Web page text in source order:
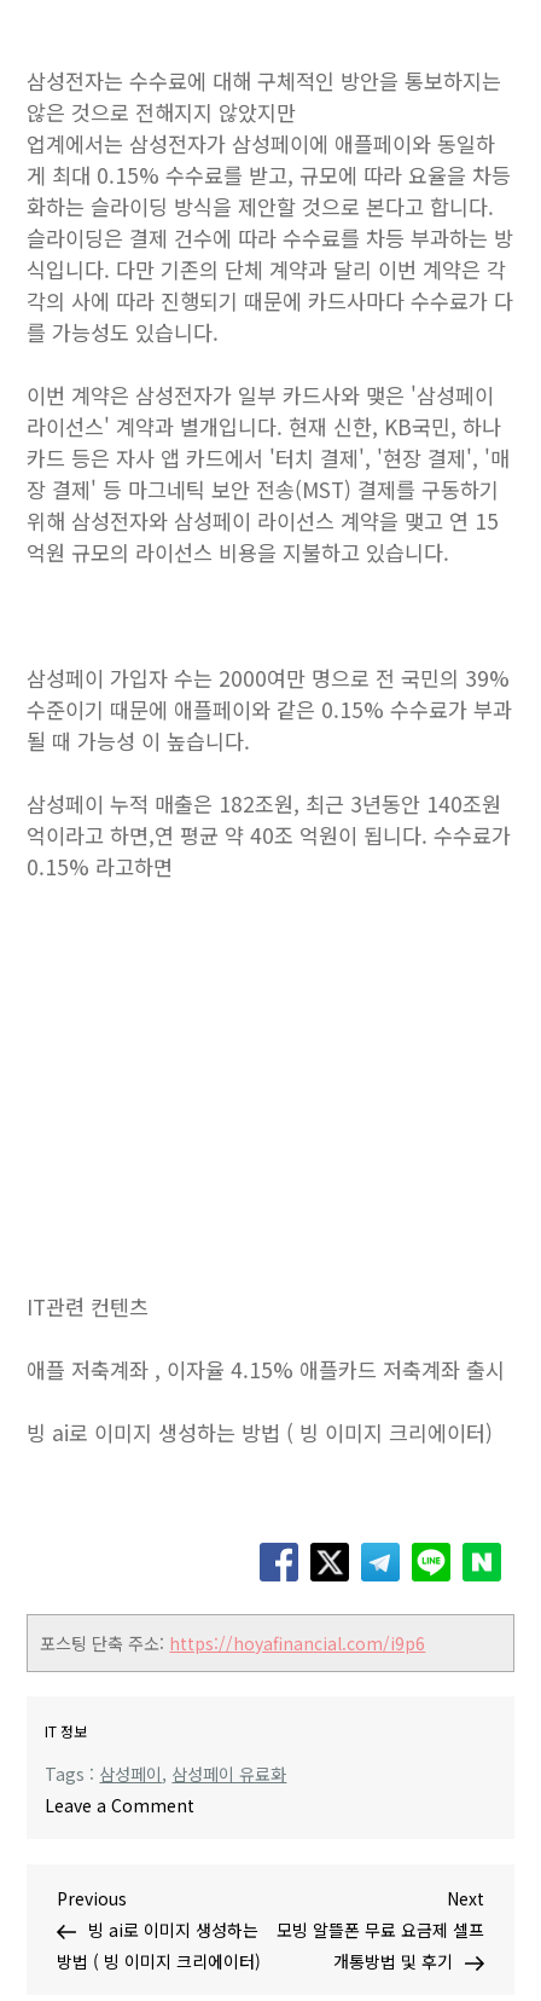
삼성전자는 수수료에 대해 구체적인 방안을 통보하지는
않은 것으로 전해지지 않았지만
업계에서는 삼성전자가 삼성페이에 애플페이와 동일하
게 최대 0.15% 수수료를 받고, 규모에 따라 요율을 차등
화하는 슬라이딩 방식을 제안할 것으로 본다고 합니다.
슬라이딩은 결제 건수에 따라 수수료를 차등 부과하는 방
식입니다. 다만 기존의 단체 계약과 달리 이번 계약은 각
각의 사에 따라 진행되기 때문에 카드사마다 수수료가 다
를 가능성도 있습니다.
이번 계약은 삼성전자가 일부 카드사와 맺은 '삼성페이
라이선스' 계약과 별개입니다. 현재 신한, KB국민, 하나
카드 등은 자사 앱 카드에서 '터치 결제', '현장 결제', '매
장 결제' 등 마그네틱 보안 전송(MST) 결제를 구동하기
위해 삼성전자와 삼성페이 라이선스 계약을 맺고 연 15
억원 규모의 라이선스 비용을 지불하고 있습니다.
삼성페이 가입자 수는 2000여만 명으로 전 국민의 39%
수준이기 때문에 애플페이와 같은 0.15% 수수료가 부과
될 때 가능성 이 높습니다.
삼성페이 누적 매출은 182조원, 최근 3년동안 140조원
억이라고 하면,연 평균 약 40조 억원이 됩니다. 수수료가
0.15% 라고하면
IT관련 컨텐츠
애플 저축계좌 , 이자율 4.15% 애플카드 저축계좌 출시
빙 ai로 이미지 생성하는 방법 ( 빙 이미지 크리에이터)
포스팅 단축 주소: https://hoyafinancial.com/i9p6
IT 정보
Tags : 삼성페이, 삼성페이 유료화
Leave a Comment
페
이
글
탐
P
r
e
Previous
빙 ai로 이미지 생성하는
방법 ( 빙 이미지 크리에이터)
N
e
x
Next
모빙 알뜰폰 무료 요금제 셀프
개통방법 및 후기